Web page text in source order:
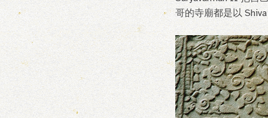
哥的寺廟都是以